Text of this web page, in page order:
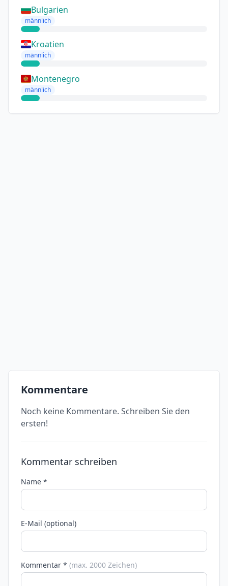
Bulgarien
männlich
Kroatien
männlich
Montenegro
männlich
Kommentare
Noch keine Kommentare. Schreiben Sie den
ersten!
Kommentar schreiben
Name *
E-Mail (optional)
Kommentar * (max. 2000 Zeichen)